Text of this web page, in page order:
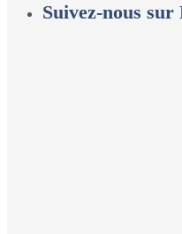
Suivez-nous sur